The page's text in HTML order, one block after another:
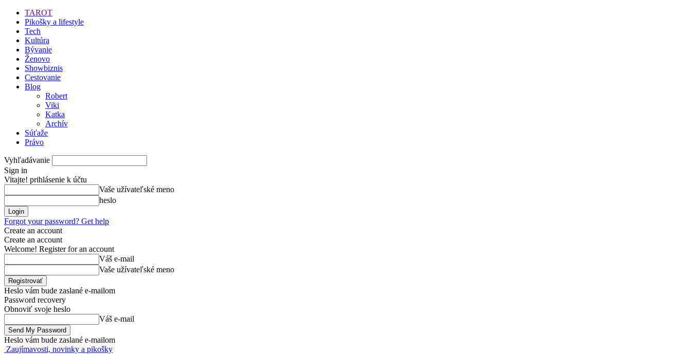
TAROT
Pikošky a lifestyle
Tech
Kultúra
Bývanie
Ženovo
Showbiznis
Cestovanie
Blog
Robert
Viki
Katka
Archív
Súťaže
Právo
Vyhľadávanie
Sign in
Vitajte! prihlásenie k účtu
Vaše užívateľské meno
heslo
Forgot your password? Get help
Create an account
Create an account
Welcome! Register for an account
Váš e-mail
Vaše užívateľské meno
Heslo vám bude zaslané e-mailom
Password recovery
Obnoviť svoje heslo
Váš e-mail
Heslo vám bude zaslané e-mailom
Zaujímavosti, novinky a pikošky